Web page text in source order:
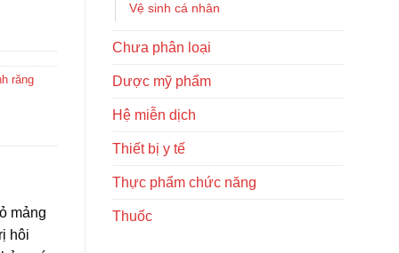
Vệ sinh cá nhân
Chưa phân loại
Dược mỹ phẩm
Hệ miễn dịch
Thiết bị y tế
Thực phẩm chức năng
Thuốc
răng
mảng
hôi